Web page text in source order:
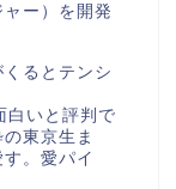
ー）を開発
るとテンシ
白いと評判で
東京生ま
。愛パイ